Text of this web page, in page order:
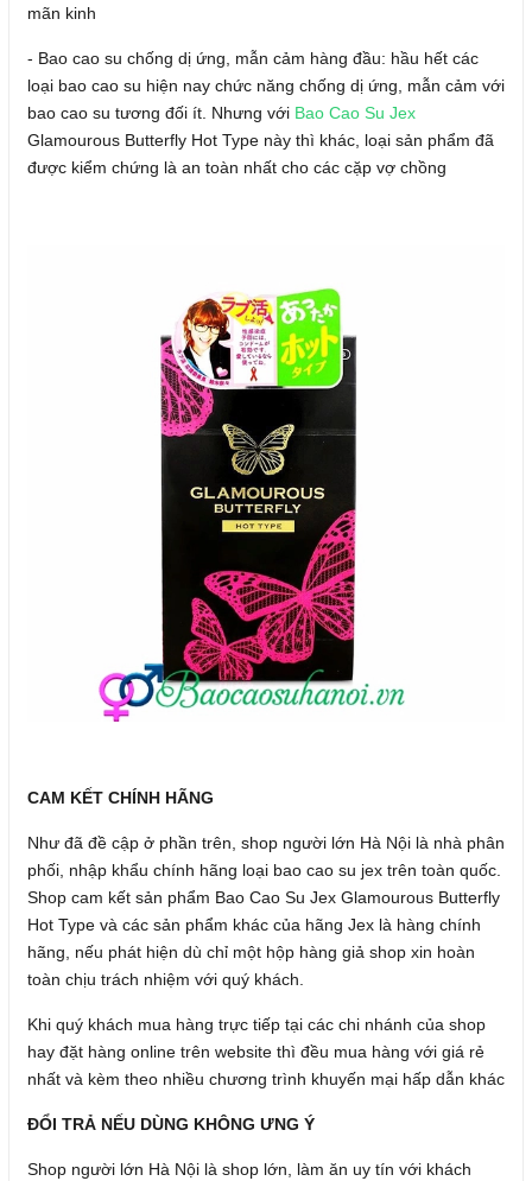
mãn kinh
- Bao cao su chống dị ứng, mẫn cảm hàng đầu: hầu hết các
loại bao cao su hiện nay chức năng chống dị ứng, mẫn cảm với
bao cao su tương đối ít. Nhưng với Bao Cao Su Jex
Glamourous Butterfly Hot Type này thì khác, loại sản phẩm đã
được kiểm chứng là an toàn nhất cho các cặp vợ chồng
CAM KẾT CHÍNH HÃNG
Như đã đề cập ở phần trên, shop người lớn Hà Nội là nhà phân
phối, nhập khẩu chính hãng loại bao cao su jex trên toàn quốc.
Shop cam kết sản phẩm Bao Cao Su Jex Glamourous Butterfly
Hot Type và các sản phẩm khác của hãng Jex là hàng chính
hãng, nếu phát hiện dù chỉ một hộp hàng giả shop xin hoàn
toàn chịu trách nhiệm với quý khách.
Khi quý khách mua hàng trực tiếp tại các chi nhánh của shop
hay đặt hàng online trên website thì đều mua hàng với giá rẻ
nhất và kèm theo nhiều chương trình khuyến mại hấp dẫn khác
ĐỔI TRẢ NẾU DÙNG KHÔNG ƯNG Ý
Shop người lớn Hà Nội là shop lớn, làm ăn uy tín với khách